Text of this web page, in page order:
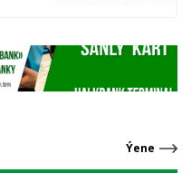
Ýene